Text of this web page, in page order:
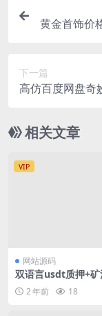
黄金首饰价
下一篇
高仿百度网盘奇
相关文章
VIP
网站源码
双语言usdt质押+矿
财 2 年前 18